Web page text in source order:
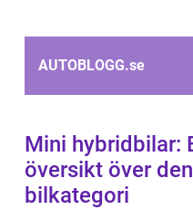
AUTOBLOGG.se
Mini hybridbilar:
översikt över
bilkategori